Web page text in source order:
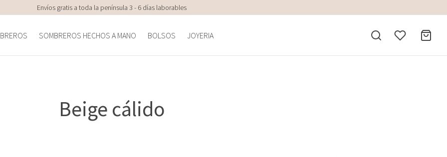
Envíos gratis a toda la península 3 - 6 días laborables
SOMBREROS HECHOS A MANO BOLSOS JOYERIA
Beige cálido